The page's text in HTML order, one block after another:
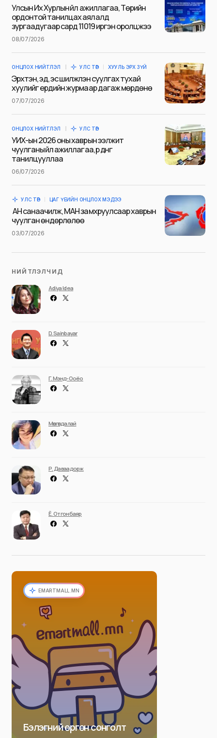
тэмдэглэсэн
Сэтгэгдэл*
Name
time I comment.
Илгээх
Улсын Их Хурлын үйл ажиллагаа, Төрийн
ордонтой танилцах аялалд
зургаадугаар сард 11019 иргэн оролцжээ
08/07/2026
ОНЦЛОХ НИЙТЛЭЛ УЛС ТӨР ХУУЛЬ ЭРХ ЗҮЙ
Эрхтэн, эд, эс шилжүүлэн суулгах тухай
хуулийг ердийн журмаар дагаж мөрдөнө
07/07/2026
ОНЦЛОХ НИЙТЛЭЛ УЛС ТӨР
УИХ-ын 2026 оны хаврын ээлжит
чуулганы үйл ажиллагаа, үр дүнг
танилцууллаа
06/07/2026
УЛС ТӨР ЦАГ ҮЕИЙН ОНЦЛОХ МЭДЭЭ
АН санаачилж, МАН замхруулсаар хаврын
чуулган өндөрлөлөө
03/07/2026
НИЙТЛЭЛЧИД
Adiya Idea
D. Sainbayar
Г. Мэнд-Ооёо
Мөнгөндалай
Р. Даваадорж
Ё. Отгонбаяр
EMARTMALL.MN
Бэлэгний өргөн сонголт